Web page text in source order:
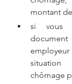
montant
si vous
chômage